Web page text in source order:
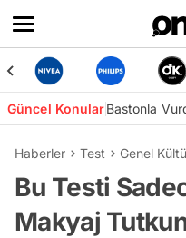
Güncel KonularBastonla
Haberler Test Genel
Bu Testi
Makyaj